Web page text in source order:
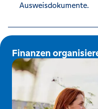
Ausweisdokumente.
Finanzen